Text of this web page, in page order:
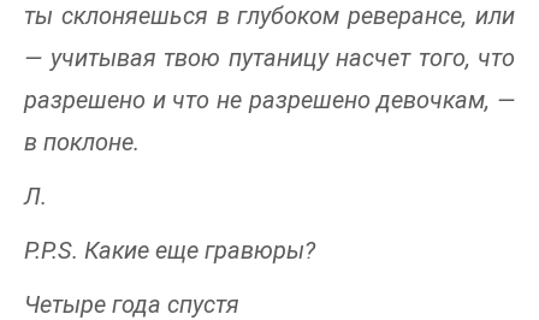
ты склоняешься в глубоком реверансе, или
— учитывая твою путаницу насчет того, что
разрешено и что не разрешено девочкам, —
в поклоне.
Л.
P.P.S. Какие еще гравюры?
Четыре года спустя